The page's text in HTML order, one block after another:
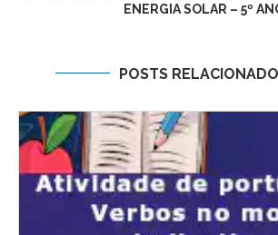
ENERGIA SOLAR – 5º
POSTS